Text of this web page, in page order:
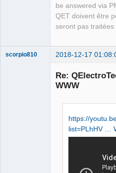
be answered via
QET doivent être
seront pas traitées
scorpio810 2018-12-17
Re:
WWW
https://
list=PLhHV …